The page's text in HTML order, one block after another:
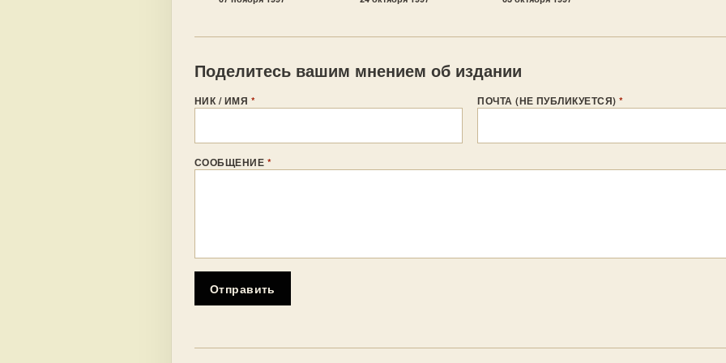
Поделитесь вашим мнением об издании
НИК / ИМЯ * ПОЧТА (НЕ ПУБЛИКУЕТСЯ)*
СООБЩЕНИЕ *
Отправить